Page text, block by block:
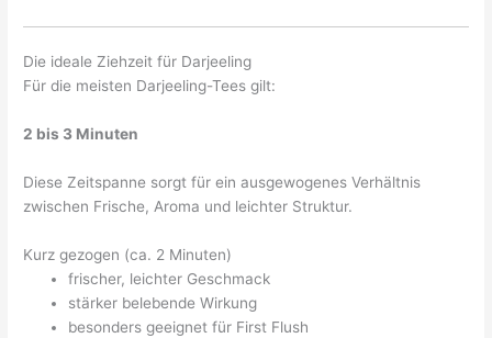
Die ideale Ziehzeit für Darjeeling
Für die meisten Darjeeling-Tees gilt:
2 bis 3 Minuten
Diese Zeitspanne sorgt für ein ausgewogenes Verhältnis
zwischen Frische, Aroma und leichter Struktur.
Kurz gezogen (ca. 2 Minuten)
frischer, leichter Geschmack
stärker belebende Wirkung
besonders geeignet für First Flush